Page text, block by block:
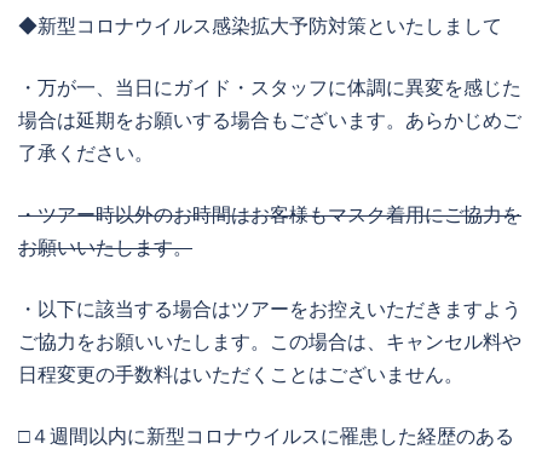
◆新型コロナウイルス感染拡大予防対策といたしまして
・万が一、当日にガイド・スタッフに体調に異変を感じた
場合は延期をお願いする場合もございます。あらかじめご
了承ください。
・ツアー時以外のお時間はお客様もマスク着用にご協力を
お願いいたします。
・以下に該当する場合はツアーをお控えいただきますよう
ご協力をお願いいたします。この場合は、キャンセル料や
日程変更の手数料はいただくことはございません。
□４週間以内に新型コロナウイルスに罹患した経歴のある